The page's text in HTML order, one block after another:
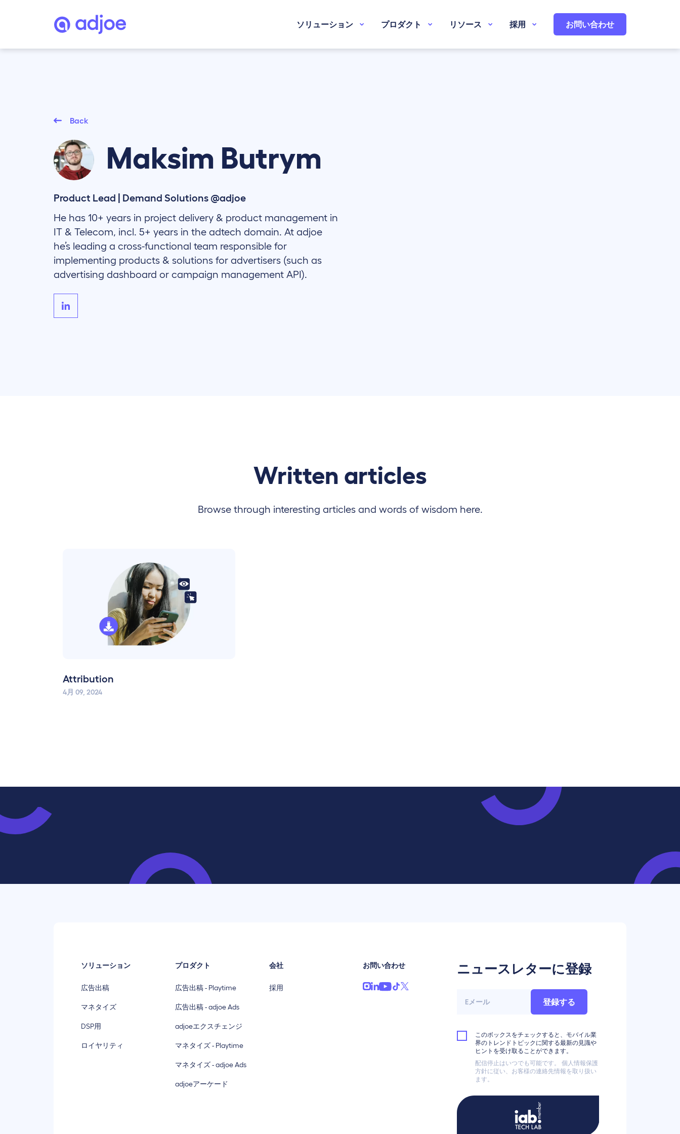
ソリューション プロダクト リソース 採用 お問い合わせ
Back
Maksim Butrym
Product Lead | Demand Solutions @adjoe
He has 10+ years in project delivery & product management in
IT & Telecom, incl. 5+ years in the adtech domain. At adjoe
he’s leading a cross-functional team responsible for
implementing products & solutions for advertisers (such as
advertising dashboard or campaign management API).
Written articles
Browse through interesting articles and words of wisdom here.
Attribution
4月 09, 2024
ニュースレターに登録
登録する
このボックスをチェックすると、モバイル業
界のトレンドトピックに関する最新の見識や
ヒントを受け取ることができます。
配信停止はいつでも可能です。 個人情報保護
方針に従い、お客様の連絡先情報を取り扱い
ます。
ソリューション
広告出稿
マネタイズ
DSP用
ロイヤリティ
プロダクト
広告出稿 - Playtime
広告出稿 - adjoe Ads
adjoeエクスチェンジ
マネタイズ - Playtime
マネタイズ - adjoe Ads
adjoeアーケード
会社
採用
お問い合わせ